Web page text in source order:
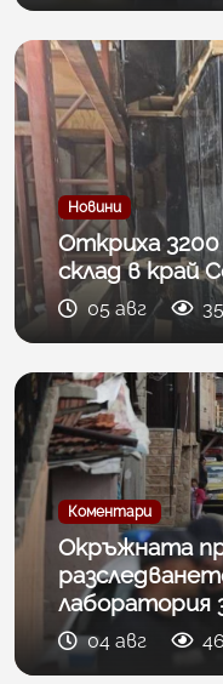
Новини
Откриха 3200
склад в край
05 авг
Коментари
Окръжната
лаборатория
04 авг